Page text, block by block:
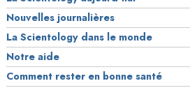
Nouvelles journalières
La Scientology dans le monde
Notre aide
Comment rester en bonne santé